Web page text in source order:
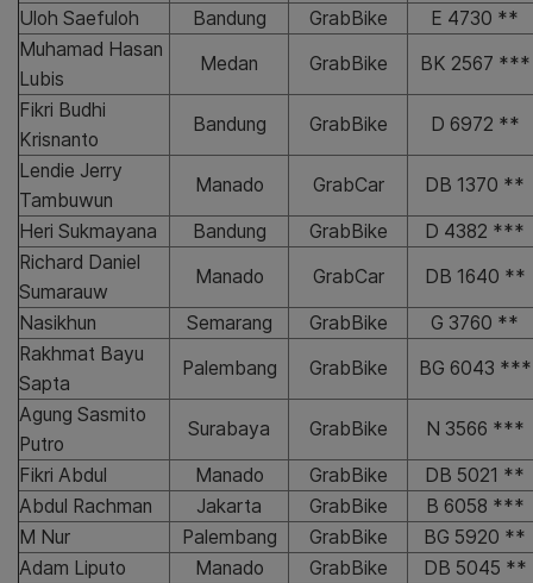
Uloh Saefuloh
Bandung GrabBike
E 4730 **
Muhamad Hasan
Lubis
Medan GrabBike BK 2567 ***
Fikri Budhi
Krisnanto
Bandung GrabBike D 6972 **
Lendie Jerry
Tambuwun
Manado GrabCar DB 1370 **
Heri Sukmayana Bandung GrabBike
D 4382 ***
Richard Daniel
Sumarauw
Manado GrabCar DB 1640 **
Nasikhun Semarang GrabBike
G 3760 **
Rakhmat Bayu
Sapta
Palembang GrabBike BG 6043 ***
Agung Sasmito
Putro
Surabaya GrabBike N 3566 ***
Fikri Abdul Manado GrabBike
DB 5021 **
Abdul Rachman
Jakarta GrabBike
B 6058 ***
M Nur
Palembang GrabBike
BG 5920 **
Adam Liputo
Manado GrabBike
DB 5045 **